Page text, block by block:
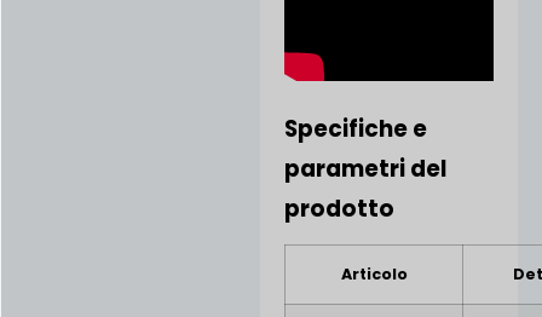
Specifiche e
parametri del
prodotto
Articolo